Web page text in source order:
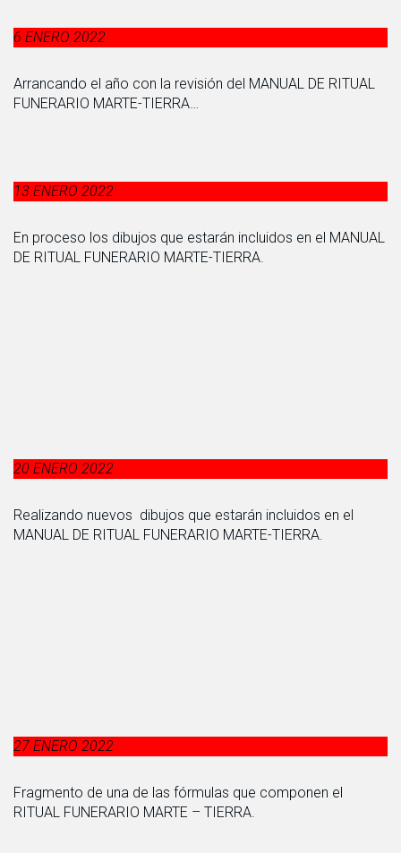
6 ENERO 2022
Arrancando el año con la revisión del MANUAL DE RITUAL
FUNERARIO MARTE-TIERRA…
13 ENERO 2022
En proceso los dibujos que estarán incluidos en el MANUAL
DE RITUAL FUNERARIO MARTE-TIERRA.
20 ENERO 2022
Realizando nuevos dibujos que estarán incluidos en el
MANUAL DE RITUAL FUNERARIO MARTE-TIERRA.
27 ENERO 2022
Fragmento de una de las fórmulas que componen el
RITUAL FUNERARIO MARTE – TIERRA.